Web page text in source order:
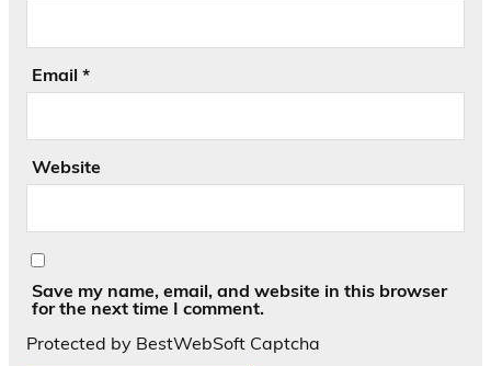
Email *
Website
Save my name, email, and website in this browser
for the next time I comment.
Protected by BestWebSoft Captcha